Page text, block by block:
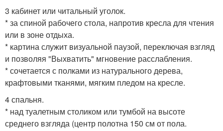
3 кабинет или читальный уголок.
* за спиной рабочего стола, напротив кресла для чтения
или в зоне отдыха.
* картина служит визуальной паузой, переключая взгляд
и позволяя "Выхватить" мгновение расслабления.
* сочетается с полками из натурального дерева,
крафтовыми тканями, мягким пледом на кресле.
4 спальня.
* над туалетным столиком или тумбой на высоте
среднего взгляда (центр полотна 150 см от пола.